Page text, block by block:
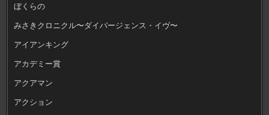
ぼくらの
みさきクロニクル〜ダイバージェンス・イヴ〜
アイアンキング
アカデミー賞
アクアマン
アクション